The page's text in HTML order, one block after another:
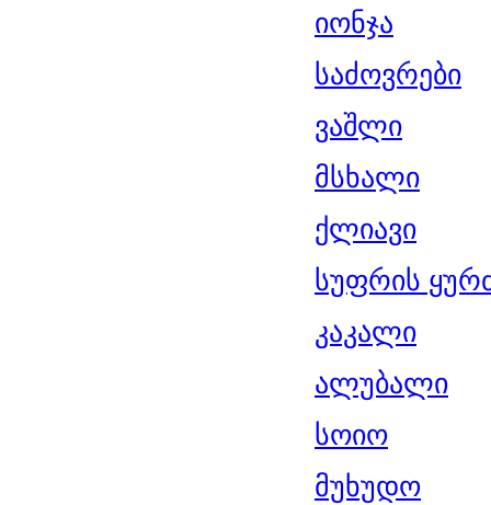
იონჯა
საძოვრები
ვაშლი
მსხალი
ქლიავი
სუფრის
კაკალი
ალუბალი
სოიო
მუხუდო